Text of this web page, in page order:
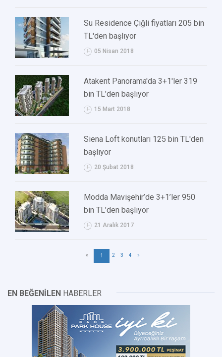
Su Residence Çiğli fiyatları 205 bin
TL'den başlıyor
05 Nisan 2018
Atakent Panorama'da 3+1'ler 319
bin TL’den başlıyor
15 Mart 2018
Siena Loft konutları 125 bin TL'den
başlıyor
20 Şubat 2018
Modda Mavişehir’de 3+1’ler 950
bin TL’den başlıyor
21 Aralık 2017
« 1 2 3 4 »
EN BEĞENİLEN HABERLER